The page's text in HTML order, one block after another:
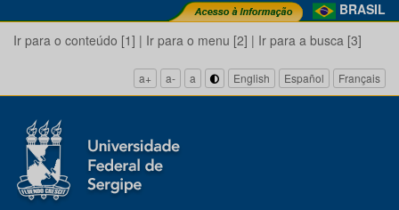
BRASIL
Ir para o conteúdo [1] | Ir para o menu [2] | Ir para a busca [3]
a+ a- a English Español Français